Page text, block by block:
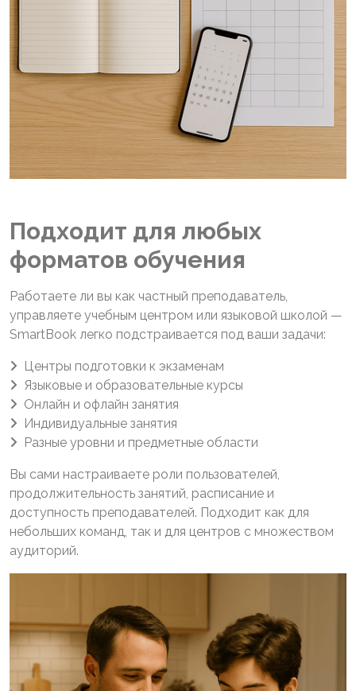
Подходит для любых
форматов обучения
Работаете ли вы как частный преподаватель,
управляете учебным центром или языковой школой —
SmartBook легко подстраивается под ваши задачи:
Центры подготовки к экзаменам
Языковые и образовательные курсы
Онлайн и офлайн занятия
Индивидуальные занятия
Разные уровни и предметные области
Вы сами настраиваете роли пользователей,
продолжительность занятий, расписание и
доступность преподавателей. Подходит как для
небольших команд, так и для центров с множеством
аудиторий.